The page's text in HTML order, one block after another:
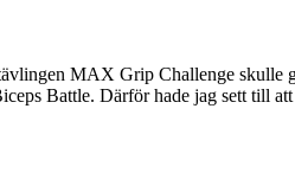
MAX Grip Challenge
Battle. Därför hade jag sett till